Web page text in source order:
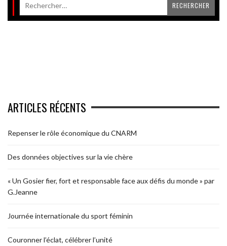
ARTICLES RÉCENTS
Repenser le rôle économique du CNARM
Des données objectives sur la vie chère
« Un Gosier fier, fort et responsable face aux défis du monde » par
G.Jeanne
Journée internationale du sport féminin
Couronner l’éclat, célébrer l’unité